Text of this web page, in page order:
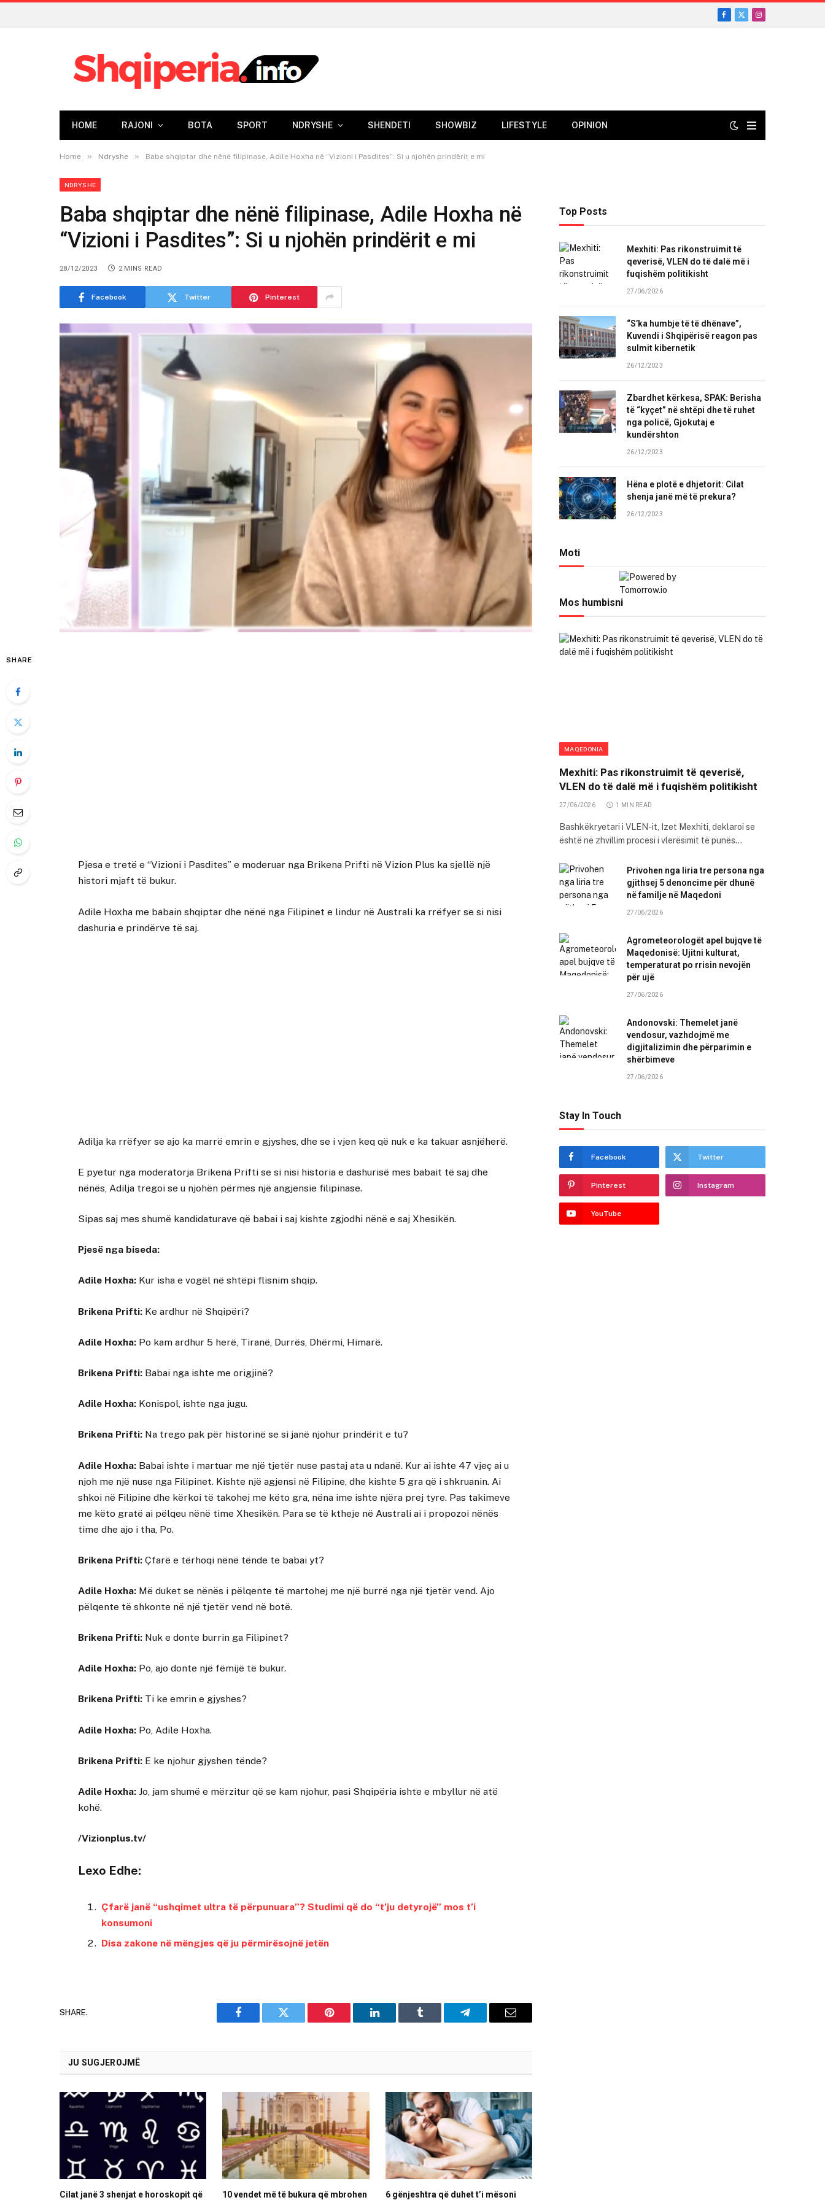
Facebook
X
Instagram
HOME RAJONI BOTA SPORT NDRYSHE SHENDETI SHOWBIZ LIFESTYLE OPINION
Home » Ndryshe » Baba shqiptar dhe nënë filipinase, Adile Hoxha në “Vizioni i Pasdites”: Si u njohën prindërit e mi
NDRYSHE
Baba shqiptar dhe nënë filipinase, Adile Hoxha në
“Vizioni i Pasdites”: Si u njohën prindërit e mi
28/12/2023 2 MINS READ
Facebook Twitter Pinterest
SHARE
Pjesa e tretë e “Vizioni i Pasdites” e moderuar nga Brikena Prifti në Vizion Plus ka sjellë një
histori mjaft të bukur.
Adile Hoxha me babain shqiptar dhe nënë nga Filipinet e lindur në Australi ka rrëfyer se si nisi
dashuria e prindërve të saj.
Adilja ka rrëfyer se ajo ka marrë emrin e gjyshes, dhe se i vjen keq që nuk e ka takuar asnjëherë.
E pyetur nga moderatorja Brikena Prifti se si nisi historia e dashurisë mes babait të saj dhe
nënës, Adilja tregoi se u njohën përmes një angjensie filipinase.
Sipas saj mes shumë kandidaturave që babai i saj kishte zgjodhi nënë e saj Xhesikën.
Pjesë nga biseda:
Adile Hoxha: Kur isha e vogël në shtëpi flisnim shqip.
Brikena Prifti: Ke ardhur në Shqipëri?
Adile Hoxha: Po kam ardhur 5 herë, Tiranë, Durrës, Dhërmi, Himarë.
Brikena Prifti: Babai nga ishte me origjinë?
Adile Hoxha: Konispol, ishte nga jugu.
Brikena Prifti: Na trego pak për historinë se si janë njohur prindërit e tu?
Adile Hoxha: Babai ishte i martuar me një tjetër nuse pastaj ata u ndanë. Kur ai ishte 47 vjeç ai u
njoh me një nuse nga Filipinet. Kishte një agjensi në Filipine, dhe kishte 5 gra që i shkruanin. Ai
shkoi në Filipine dhe kërkoi të takohej me këto gra, nëna ime ishte njëra prej tyre. Pas takimeve
me këto gratë ai pëlqeu nënë time Xhesikën. Para se të ktheje në Australi ai i propozoi nënës
time dhe ajo i tha, Po.
Brikena Prifti: Çfarë e tërhoqi nënë tënde te babai yt?
Adile Hoxha: Më duket se nënës i pëlqente të martohej me një burrë nga një tjetër vend. Ajo
pëlqente të shkonte në një tjetër vend në botë.
Brikena Prifti: Nuk e donte burrin ga Filipinet?
Adile Hoxha: Po, ajo donte një fëmijë të bukur.
Brikena Prifti: Ti ke emrin e gjyshes?
Adile Hoxha: Po, Adile Hoxha.
Brikena Prifti: E ke njohur gjyshen tënde?
Adile Hoxha: Jo, jam shumë e mërzitur që se kam njohur, pasi Shqipëria ishte e mbyllur në atë
kohë.
/Vizionplus.tv/
Lexo Edhe:
Çfarë janë “ushqimet ultra të përpunuara”? Studimi që do “t’ju detyrojë” mos t’i
konsumoni
Disa zakone në mëngjes që ju përmirësojnë jetën
SHARE.
Facebook Twitter Pinterest LinkedIn Tumblr Telegram Email
JU SUGJEROJMË
Cilat janë 3 shenjat e horoskopit që 10 vendet më të bukura që mbrohen 6 gënjeshtra që duhet t’i mësoni
Top Posts
Mexhiti: Pas rikonstruimit të
qeverisë, VLEN do të dalë më i
fuqishëm politikisht
27/06/2026
“S’ka humbje të të dhënave”,
Kuvendi i Shqipërisë reagon pas
sulmit kibernetik
26/12/2023
Zbardhet kërkesa, SPAK: Berisha
të “kyçet” në shtëpi dhe të ruhet
nga policë, Gjokutaj e
kundërshton
26/12/2023
Hëna e plotë e dhjetorit: Cilat
shenja janë më të prekura?
26/12/2023
Moti
Mos humbisni
MAQEDONIA
Mexhiti: Pas rikonstruimit të qeverisë,
VLEN do të dalë më i fuqishëm politikisht
27/06/2026 1 MIN READ
Bashkëkryetari i VLEN-it, Izet Mexhiti, deklaroi se
është në zhvillim procesi i vlerësimit të punës…
Privohen nga liria tre persona nga
gjithsej 5 denoncime për dhunë
në familje në Maqedoni
27/06/2026
Agrometeorologët apel bujqve të
Maqedonisë: Ujitni kulturat,
temperaturat po rrisin nevojën
për ujë
27/06/2026
Andonovski: Themelet janë
vendosur, vazhdojmë me
digjitalizimin dhe përparimin e
shërbimeve
27/06/2026
Stay In Touch
Facebook Twitter
Pinterest Instagram
YouTube